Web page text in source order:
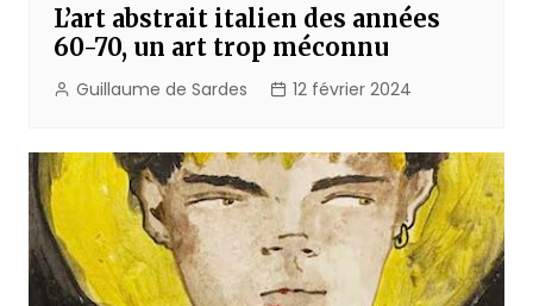
L’art abstrait italien des années
60-70, un art trop méconnu
Guillaume de Sardes 12 février 2024